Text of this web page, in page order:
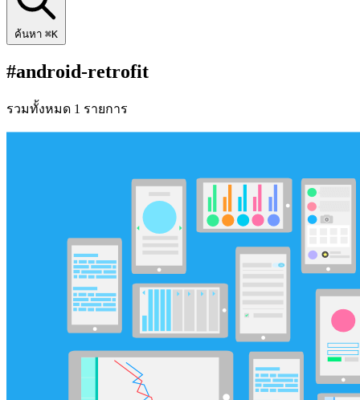
ค้นหา ⌘K
#android-retrofit
รวมทั้งหมด 1 รายการ